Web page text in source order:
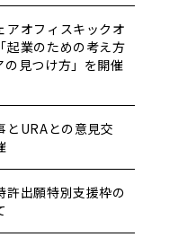
アオフィスキックオ
起業のための考え方
の見つけ方」を開催
とURAとの意見交
許出願特別支援枠の